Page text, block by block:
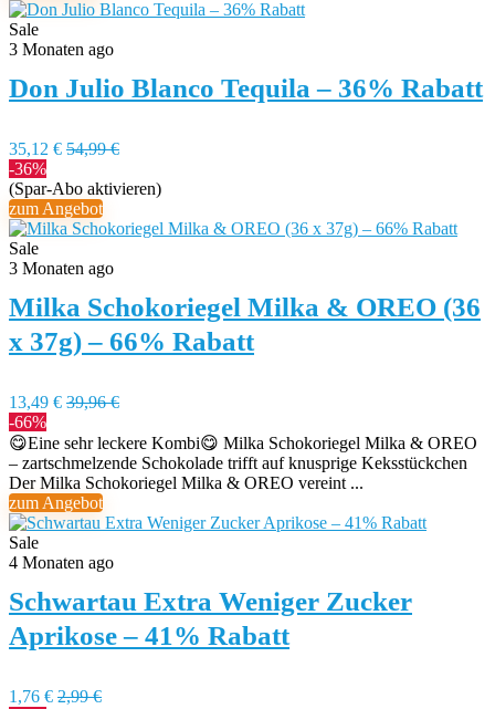
Sale
3 Monaten ago
Don Julio Blanco Tequila – 36% Rabatt
35,12 € 54,99 €
-36%
(Spar-Abo aktivieren)
zum Angebot
Sale
3 Monaten ago
Milka Schokoriegel Milka & OREO (36
x 37g) – 66% Rabatt
13,49 € 39,96 €
-66%
😋Eine sehr leckere Kombi😋 Milka Schokoriegel Milka & OREO
– zartschmelzende Schokolade trifft auf knusprige Keksstückchen
Der Milka Schokoriegel Milka & OREO vereint ...
zum Angebot
Sale
4 Monaten ago
Schwartau Extra Weniger Zucker
Aprikose – 41% Rabatt
1,76 € 2,99 €